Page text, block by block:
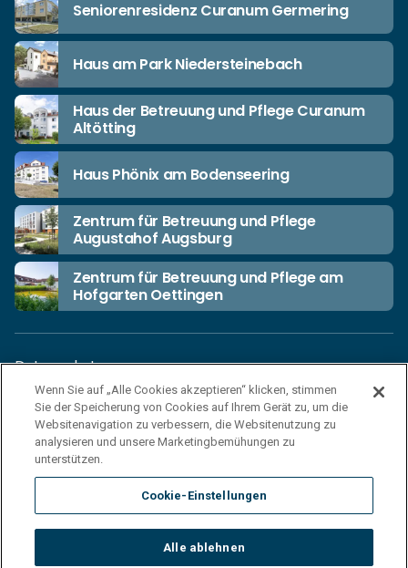
Seniorenresidenz Curanum Germering
Haus am Park Niedersteinebach
Haus der Betreuung und Pflege Curanum
Altötting
Haus Phönix am Bodenseering
Zentrum für Betreuung und Pflege
Augustahof Augsburg
Zentrum für Betreuung und Pflege am
Hofgarten Oettingen
Datenschutz
Unsere Netiquette
Einkaufsbedingungen
Haftungsausschluss
Impressum
Cookies
Wenn Sie auf „Alle Cookies akzeptieren“ klicken, stimmen
Sie der Speicherung von Cookies auf Ihrem Gerät zu, um die
Websitenavigation zu verbessern, die Websitenutzung zu
analysieren und unsere Marketingbemühungen zu
unterstützen.
Cookie-Einstellungen
Alle ablehnen